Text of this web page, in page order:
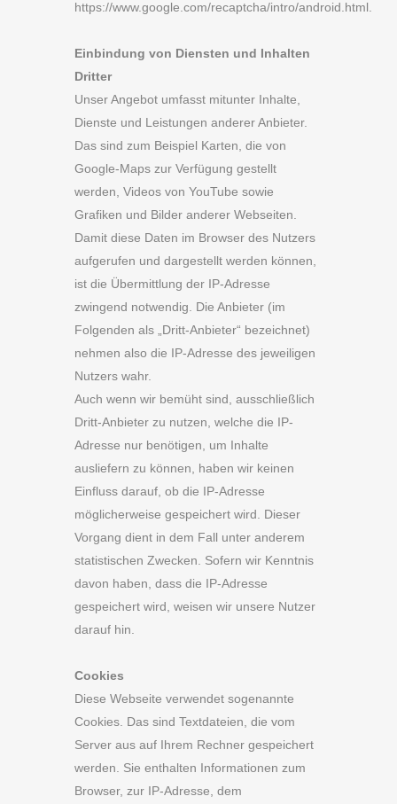
https://www.google.com/recaptcha/intro/android.html.
Einbindung von Diensten und Inhalten
Dritter
Unser Angebot umfasst mitunter Inhalte,
Dienste und Leistungen anderer Anbieter.
Das sind zum Beispiel Karten, die von
Google-Maps zur Verfügung gestellt
werden, Videos von YouTube sowie
Grafiken und Bilder anderer Webseiten.
Damit diese Daten im Browser des Nutzers
aufgerufen und dargestellt werden können,
ist die Übermittlung der IP-Adresse
zwingend notwendig. Die Anbieter (im
Folgenden als „Dritt-Anbieter“ bezeichnet)
nehmen also die IP-Adresse des jeweiligen
Nutzers wahr.
Auch wenn wir bemüht sind, ausschließlich
Dritt-Anbieter zu nutzen, welche die IP-
Adresse nur benötigen, um Inhalte
ausliefern zu können, haben wir keinen
Einfluss darauf, ob die IP-Adresse
möglicherweise gespeichert wird. Dieser
Vorgang dient in dem Fall unter anderem
statistischen Zwecken. Sofern wir Kenntnis
davon haben, dass die IP-Adresse
gespeichert wird, weisen wir unsere Nutzer
darauf hin.
Cookies
Diese Webseite verwendet sogenannte
Cookies. Das sind Textdateien, die vom
Server aus auf Ihrem Rechner gespeichert
werden. Sie enthalten Informationen zum
Browser, zur IP-Adresse, dem